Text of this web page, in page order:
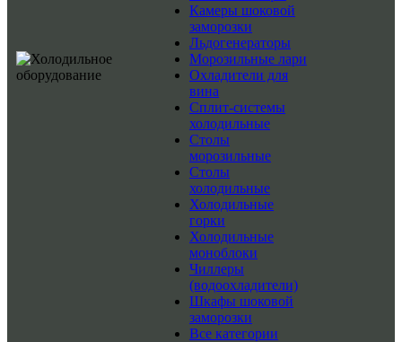
Камеры шоковой
заморозки
Льдогенераторы
Морозильные лари
Охладители для
вина
Сплит-системы
холодильные
Столы
морозильные
Столы
холодильные
Холодильные
горки
Холодильные
моноблоки
Чиллеры
(водоохладители)
Шкафы шоковой
заморозки
Все категории